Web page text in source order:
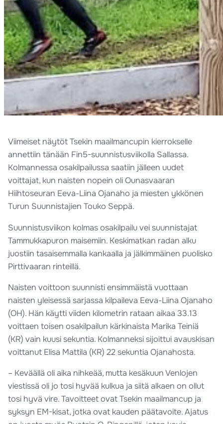
Viimeiset näytöt Tsekin maailmancupin kierrokselle
annettiin tänään Fin5-suunnistusviikolla Sallassa.
Kolmannessa osakilpailussa saatiin jälleen uudet
voittajat, kun naisten nopein oli Ounasvaaran
Hiihtoseuran Eeva-Liina Ojanaho ja miesten ykkönen
Turun Suunnistajien Touko Seppä.
Suunnistusviikon kolmas osakilpailu vei suunnistajat
Tammukkapuron maisemiin. Keskimatkan radan alku
juostiin tasaisemmalla kankaalla ja jälkimmäinen puolisko
Pirttivaaran rinteillä.
Naisten voittoon suunnisti ensimmäistä vuottaan
naisten yleisessä sarjassa kilpaileva Eeva-Liina Ojanaho
(OH). Hän käytti viiden kilometrin rataan aikaa 33.13
voittaen toisen osakilpailun kärkinaista Marika Teiniä
(KR) vain kuusi sekuntia. Kolmanneksi sijoittui avauskisan
voittanut Elisa Mattila (KR) 22 sekuntia Ojanahosta.
– Keväällä oli aika nihkeää, mutta kesäkuun Venlojen
viestissä oli jo tosi hyvää kulkua ja siitä alkaen on ollut
tosi hyvä vire. Tavoitteet ovat Tsekin maailmancup ja
syksyn EM-kisat, jotka ovat kauden päätavoite. Ajatus